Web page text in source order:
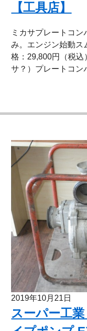
【工具店】
ミカサプレートコ
み。エンジン始動ス
格：29,800円（税
サ？）プレートコン
2019年10月21日
スーパー工